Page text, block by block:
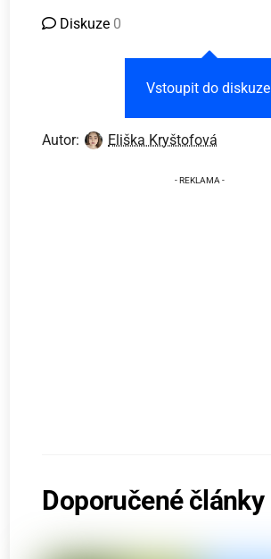
Diskuze 0
Vstoupit do diskuze
Autor: Eliška Kryštofová
Doporučené články